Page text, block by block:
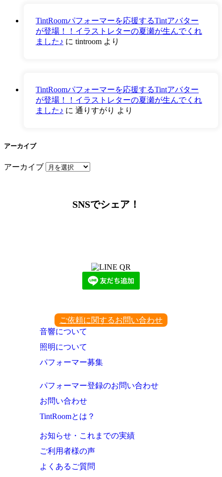
TintRoomパフォーマーを応援するTintアバター
が登場！！イラストレターの夏瀬が生んでくれ
ました♪ に tintroom より
TintRoomパフォーマーを応援するTintアバター
が登場！！イラストレターの夏瀬が生んでくれ
ました♪ に 通りすがり より
アーカイブ
アーカイブ
SNSでシェア！
ご依頼に関するお問い合わせ
音響について
照明について
パフォーマー募集
パフォーマー登録のお問い合わせ
お問い合わせ
TintRoomとは？
お知らせ・これまでの実績
ご利用者様の声
よくあるご質問